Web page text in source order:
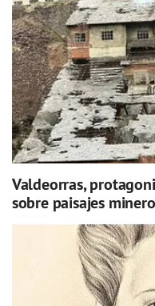
Valdeorras,
sobre paisajes